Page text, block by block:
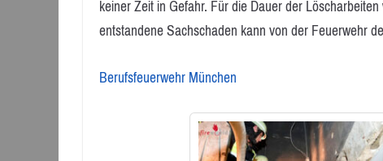
keiner Zeit in Gefahr. Für die Dauer der
entstandene Sachschaden kann von der Feuerwehr
Berufsfeuerwehr München